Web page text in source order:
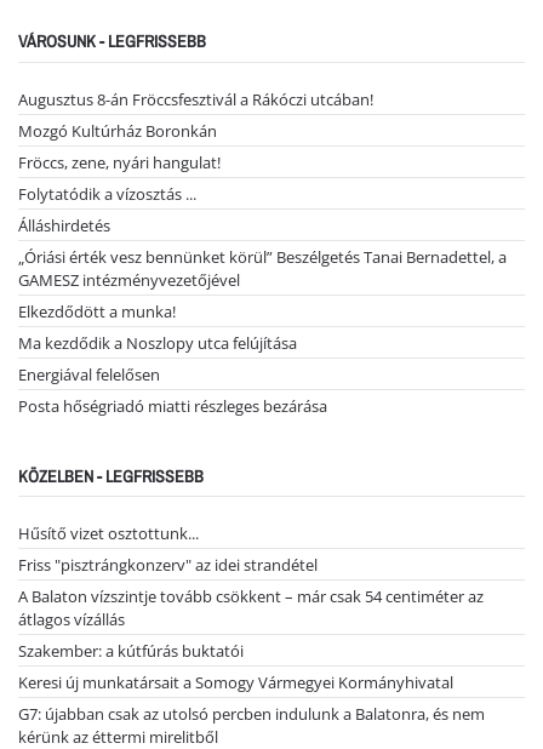
VÁROSUNK - LEGFRISSEBB
Augusztus 8-án Fröccsfesztivál a Rákóczi utcában!
Mozgó Kultúrház Boronkán
Fröccs, zene, nyári hangulat!
Folytatódik a vízosztás ...
Álláshirdetés
„Óriási érték vesz bennünket körül” Beszélgetés Tanai Bernadettel, a
GAMESZ intézményvezetőjével
Elkezdődött a munka!
Ma kezdődik a Noszlopy utca felújítása
Energiával felelősen
Posta hőségriadó miatti részleges bezárása
KÖZELBEN - LEGFRISSEBB
Hűsítő vizet osztottunk...
Friss "pisztrángkonzerv" az idei strandétel
A Balaton vízszintje tovább csökkent – már csak 54 centiméter az
átlagos vízállás
Szakember: a kútfúrás buktatói
Keresi új munkatársait a Somogy Vármegyei Kormányhivatal
G7: újabban csak az utolsó percben indulunk a Balatonra, és nem
kérünk az éttermi mirelitből